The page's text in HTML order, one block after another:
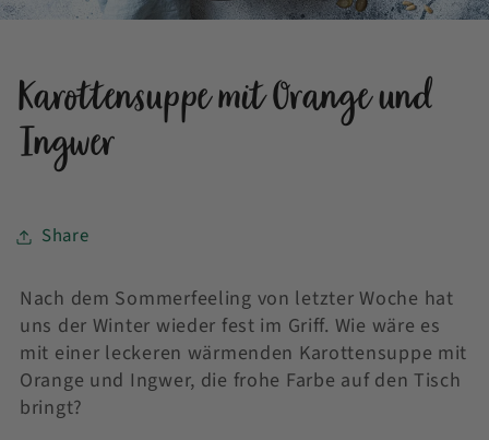
Karottensuppe mit Orange und
Ingwer
Share
Nach dem Sommerfeeling von letzter Woche hat
uns der Winter wieder fest im Griff. Wie wäre es
mit einer leckeren wärmenden Karottensuppe mit
Orange und Ingwer, die frohe Farbe auf den Tisch
bringt?